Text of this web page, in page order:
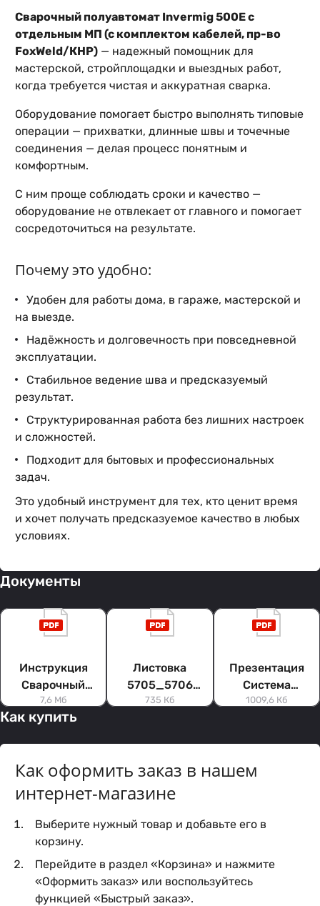
Сварочный полуавтомат Invermig 500E с
отдельным МП (с комплектом кабелей, пр-во
FoxWeld/КНР) — надежный помощник для
мастерской, стройплощадки и выездных работ,
когда требуется чистая и аккуратная сварка.
Оборудование помогает быстро выполнять типовые
операции — прихватки, длинные швы и точечные
соединения — делая процесс понятным и
комфортным.
С ним проще соблюдать сроки и качество —
оборудование не отвлекает от главного и помогает
сосредоточиться на результате.
Почему это удобно:
Удобен для работы дома, в гараже, мастерской и
на выезде.
Надёжность и долговечность при повседневной
эксплуатации.
Стабильное ведение шва и предсказуемый
результат.
Структурированная работа без лишних настроек
и сложностей.
Подходит для бытовых и профессиональных
задач.
Это удобный инструмент для тех, кто ценит время
и хочет получать предсказуемое качество в любых
условиях.
Документы
Инструкция
Сварочный
полуавтомат
Invermig 500E с
7,6 Мб
Листовка
5705_5706
Сварочный
735 Кб
Презентация
Система
Мониторинга
1009,6 Кб
Как купить
Как оформить заказ в нашем
интернет-магазине
Выберите нужный товар и добавьте его в
корзину.
Перейдите в раздел «Корзина» и нажмите
«Оформить заказ» или воспользуйтесь
функцией «Быстрый заказ».